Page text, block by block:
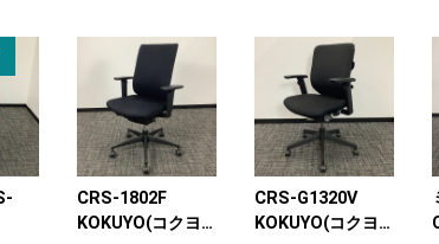
CRS-1802F
KOKUYO(コクヨ)
CRS-G1320V
KOKUYO(コクヨ)